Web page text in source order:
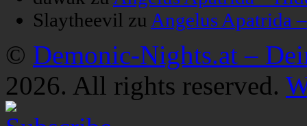
Slaytheevil zu Angelus Apatrida
© Demonic-Nights.at –
2026. All rights reserved.